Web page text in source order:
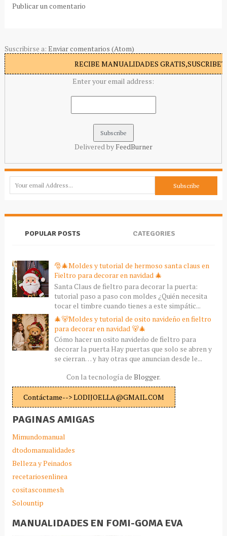
Publicar un comentario
Suscribirse a: Enviar comentarios (Atom)
RECIBE MANUALIDADES
Enter your email address:
Delivered by FeedBurner
POPULAR POSTS CATEGORIES
🎅🎄Moldes y tutorial de hermoso santa claus en
Fieltro para decorar en navidad 🎄
Santa Claus de fieltro para decorar la puerta:
tutorial paso a paso con moldes ¿Quién necesita
tocar el timbre cuando tienes a este simpátic...
🎄🐻Moldes y tutorial de osito navideño en fieltro
para decorar en navidad 🐻🎄
Cómo hacer un osito navideño de fieltro para
decorar la puerta Hay puertas que solo se abren y
se cierran… y hay otras que anuncian desde le...
Con la tecnología de Blogger.
Contáctame--> LODIJOELLA@GMAIL.COM
PAGINAS AMIGAS
Mimundomanual
dtodomanualidades
Belleza y Peinados
recetariosenlinea
cositasconmesh
Solountip
MANUALIDADES EN FOMI-GOMA EVA